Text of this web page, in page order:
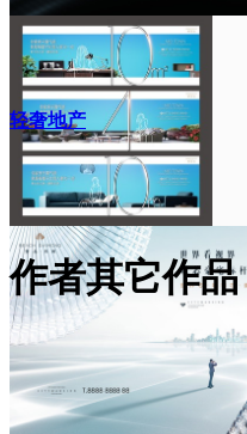
轻奢地产
作者其它作品